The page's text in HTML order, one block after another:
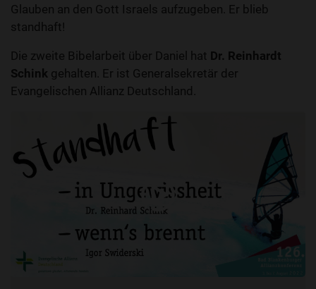
Glauben an den Gott Israels aufzugeben. Er blieb
standhaft!
Die zweite Bibelarbeit über Daniel hat Dr. Reinhardt
Schink gehalten. Er ist Generalsekretär der
Evangelischen Allianz Deutschland.